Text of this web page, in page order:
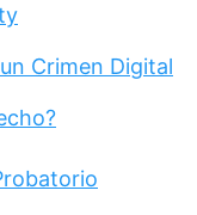
Crimen Digital